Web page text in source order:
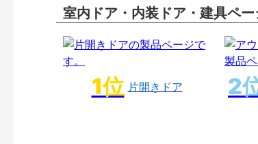
室内ドア・内装ドア・建具ペ
片開きドア